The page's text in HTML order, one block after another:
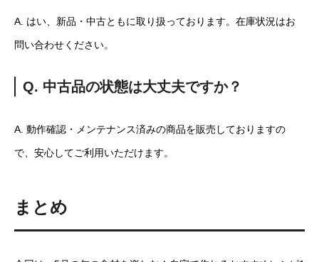
A. はい、新品・中古ともに取り扱っております。在庫状況はお
問い合わせください。
Q. 中古品の状態は大丈夫ですか？
A. 動作確認・メンテナンス済みの商品を販売しておりますの
で、安心してご利用いただけます。
まとめ